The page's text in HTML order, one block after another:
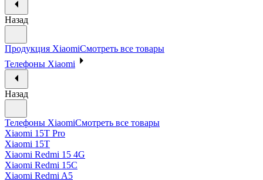
Назад
Продукция XiaomiСмотреть все товары
Телефоны Xiaomi
Назад
Телефоны XiaomiСмотреть все товары
Xiaomi 15T Pro
Xiaomi 15T
Xiaomi Redmi 15 4G
Xiaomi Redmi 15C
Xiaomi Redmi A5